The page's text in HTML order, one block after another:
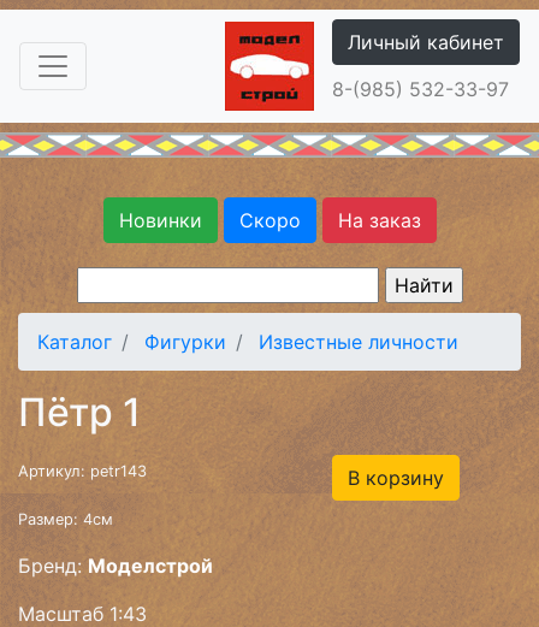
Личный кабинет
8-(985) 532-33-97
Новинки Скоро На заказ
Каталог Фигурки Известные личности
Пётр 1
Артикул: petr143
Размер: 4см
Бренд:Моделстрой
Масштаб 1:43
В корзину